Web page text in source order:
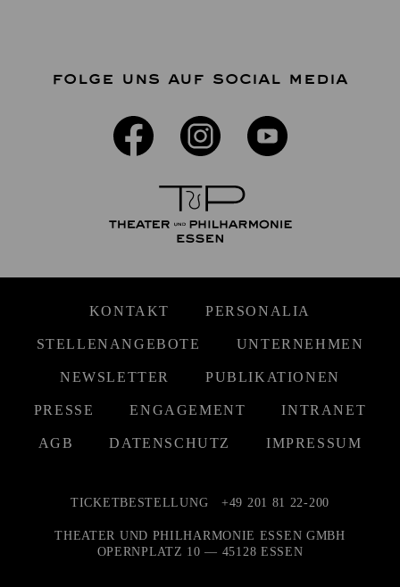
FOLGE UNS AUF SOCIAL MEDIA
KONTAKT PERSONALIA
STELLENANGEBOTE UNTERNEHMEN
NEWSLETTER PUBLIKATIONEN
PRESSE ENGAGEMENT INTRANET
AGB DATENSCHUTZ IMPRESSUM
TICKETBESTELLUNG +49 201 81 22-200
THEATER UND PHILHARMONIE ESSEN GMBH
OPERNPLATZ 10 — 45128 ESSEN